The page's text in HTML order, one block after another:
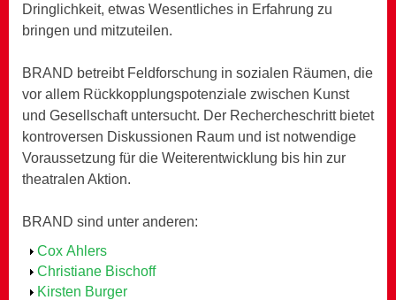
Dringlichkeit, etwas Wesentliches in Erfahrung zu
bringen und mitzuteilen.
BRAND betreibt Feldforschung in sozialen Räumen, die
vor allem Rückkopplungspotenziale zwischen Kunst
und Gesellschaft untersucht. Der Rechercheschritt bietet
kontroversen Diskussionen Raum und ist notwendige
Voraussetzung für die Weiterentwicklung bis hin zur
theatralen Aktion.
BRAND sind unter anderen:
Anzeigen
Cox Ahlers
Anzeigen
Christiane Bischoff
Anzeigen
Kirsten Burger